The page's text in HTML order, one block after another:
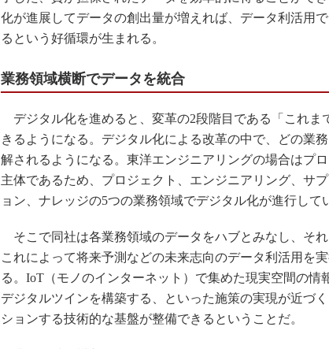
化が進展してデータの創出量が増えれば、データ利活用
るという好循環が生まれる。
業務領域横断でデータを統合
デジタル化を進めると、変革の2段階目である「これま
きるようになる。デジタル化による改革の中で、どの業
解されるようになる。東洋エンジニアリングの場合はプ
主体であるため、プロジェクト、エンジニアリング、サ
ョン、ナレッジの5つの業務領域でデジタル化が進行して
そこで同社は各業務領域のデータをハブとみなし、それ
これによって将来予測などの未来志向のデータ利活用を
る。IoT（モノのインターネット）で集めた現実空間の情
デジタルツインを構築する、といった施策の実現が近づ
ションする技術的な基盤が整備できるということだ。